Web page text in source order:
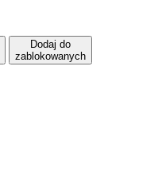
Dodaj do
zablokowanych